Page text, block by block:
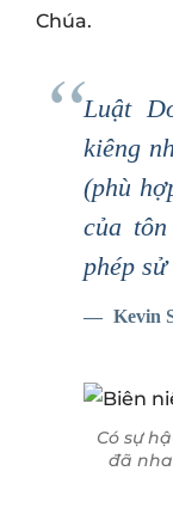
Chúa.
Luật
kiêng
(phù
của
phép
Kevin
Có sự
đã